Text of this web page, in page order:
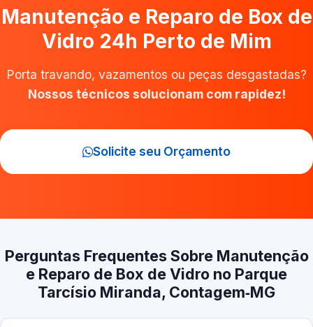
Manutenção e Reparo de Box de
Vidro 24h Perto de Mim
Porta travando, vazamentos ou peças desgastadas?
Nossos técnicos solucionam com rapidez!
Solicite seu Orçamento
Perguntas Frequentes Sobre Manutenção
e Reparo de Box de Vidro no Parque
Tarcísio Miranda, Contagem‑MG